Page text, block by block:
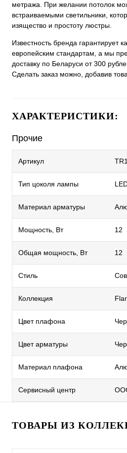
метража. При желании потолок
встраиваемыми светильники,
изящество и простоту люстры.
Известность бренда гарантирует
европейским стандартам, а мы
доставку по Беларуси от 300
Сделать заказ можно, добавив
ХАРАКТЕРИСТИКИ:
Прочие
Артикул
Тип цоколя лампы
Материал арматуры
Мощность, Вт 12
Общая мощность, Вт 12
Стиль
Коллекция
Цвет плафона
Цвет арматуры
Материал плафона
Сервисный центр
ТОВАРЫ ИЗ